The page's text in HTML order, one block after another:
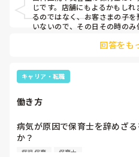
じです。店舗にもよるかもし
るのではなく、お客さまの子
いないので、その日その時の
は預かっている間泣いている
回答をも
キャリア・転職
働き方
病気が原因で保育士を辞めざ
か？
みえましたら、今はどんなお
病児保育 保育士